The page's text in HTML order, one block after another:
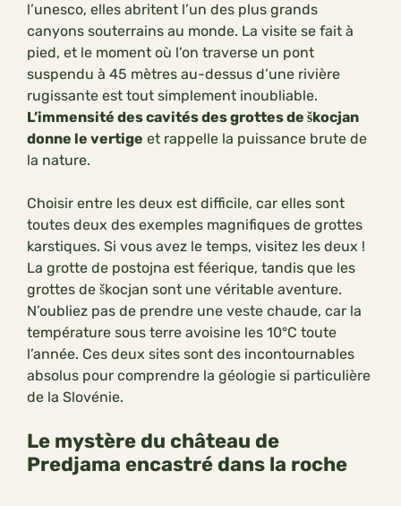
l’unesco, elles abritent l’un des plus grands
canyons souterrains au monde. La visite se fait à
pied, et le moment où l’on traverse un pont
suspendu à 45 mètres au-dessus d’une rivière
rugissante est tout simplement inoubliable.
L’immensité des cavités des grottes de škocjan
donne le vertige et rappelle la puissance brute de
la nature.
Choisir entre les deux est difficile, car elles sont
toutes deux des exemples magnifiques de grottes
karstiques. Si vous avez le temps, visitez les deux !
La grotte de postojna est féerique, tandis que les
grottes de škocjan sont une véritable aventure.
N’oubliez pas de prendre une veste chaude, car la
température sous terre avoisine les 10°C toute
l’année. Ces deux sites sont des incontournables
absolus pour comprendre la géologie si particulière
de la Slovénie.
Le mystère du château de
Predjama encastré dans la roche